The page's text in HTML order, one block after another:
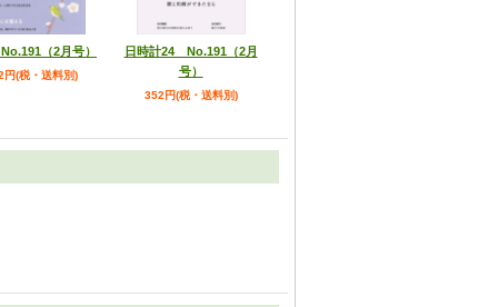
（2月号）
円(税・送料別)
日時計24 No.191（2月
号）
352円(税・送料別)